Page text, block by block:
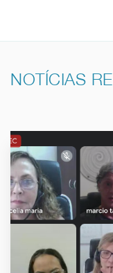
NOTÍCIAS